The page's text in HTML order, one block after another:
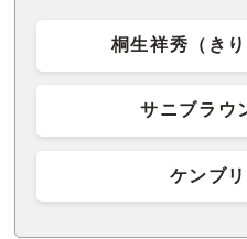
桐生祥秀（き
サニブラウ
ケンブ